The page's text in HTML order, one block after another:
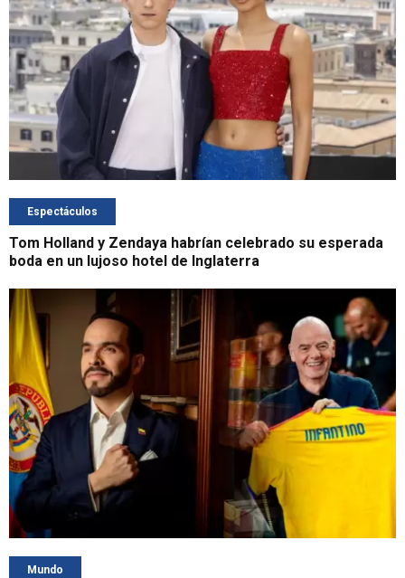
Espectáculos
Tom Holland y Zendaya habrían celebrado su esperada
boda en un lujoso hotel de Inglaterra
Mundo